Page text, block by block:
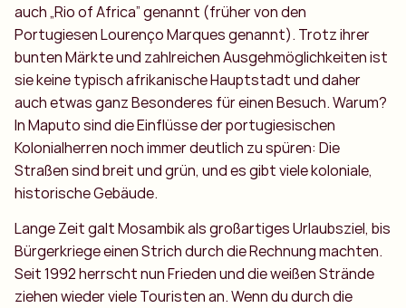
auch „Rio of Africa” genannt (früher von den
Portugiesen Lourenço Marques genannt). Trotz ihrer
bunten Märkte und zahlreichen Ausgehmöglichkeiten ist
sie keine typisch afrikanische Hauptstadt und daher
auch etwas ganz Besonderes für einen Besuch. Warum?
In Maputo sind die Einflüsse der portugiesischen
Kolonialherren noch immer deutlich zu spüren: Die
Straßen sind breit und grün, und es gibt viele koloniale,
historische Gebäude.
Lange Zeit galt Mosambik als großartiges Urlaubsziel, bis
Bürgerkriege einen Strich durch die Rechnung machten.
Seit 1992 herrscht nun Frieden und die weißen Strände
ziehen wieder viele Touristen an. Wenn du durch die